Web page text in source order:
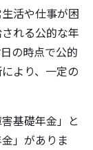
活や仕事が困
れる公的な年
の時点で公的
より、一定の
基礎年金」と
」がありま